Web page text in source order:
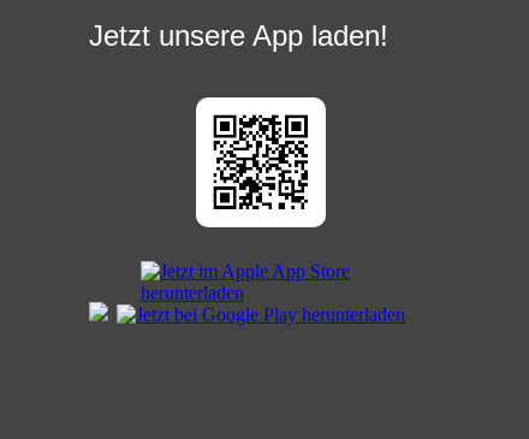
Jetzt unsere App laden!